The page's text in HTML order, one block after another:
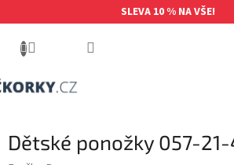
na
SLEVA 10 % NA VŠE!
Dětské ponožky 057-